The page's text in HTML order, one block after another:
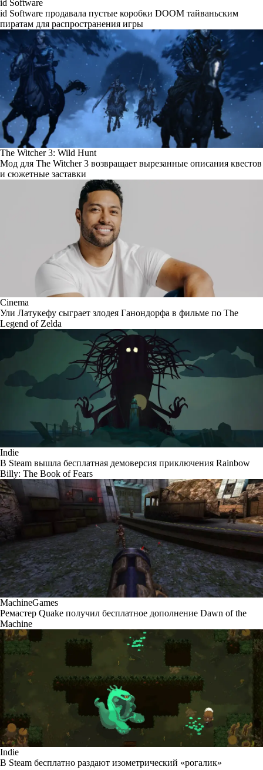
id Software
id Software продавала пустые коробки DOOM тайваньским
пиратам для распространения игры
The Witcher 3: Wild Hunt
Мод для The Witcher 3 возвращает вырезанные описания квестов
и сюжетные заставки
Cinema
Ули Латукефу сыграет злодея Ганондорфа в фильме по The
Legend of Zelda
Indie
В Steam вышла бесплатная демоверсия приключения Rainbow
Billy: The Book of Fears
MachineGames
Ремастер Quake получил бесплатное дополнение Dawn of the
Machine
Indie
В Steam бесплатно раздают изометрический «рогалик»